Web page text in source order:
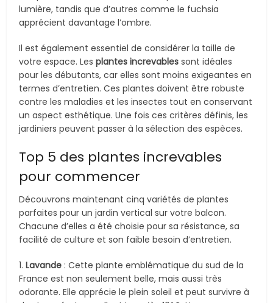
lumière, tandis que d’autres comme le fuchsia
apprécient davantage l’ombre.
Il est également essentiel de considérer la taille de
votre espace. Lesplantes increvables sont idéales
pour les débutants, car elles sont moins exigeantes en
termes d’entretien. Ces plantes doivent être robuste
contre les maladies et les insectes tout en conservant
un aspect esthétique. Une fois ces critères définis, les
jardiniers peuvent passer à la sélection des espèces.
Top 5 des plantes increvables
pour commencer
Découvrons maintenant cinq variétés de plantes
parfaites pour un jardin vertical sur votre balcon.
Chacune d’elles a été choisie pour sa résistance, sa
facilité de culture et son faible besoin d’entretien.
1.Lavande : Cette plante emblématique du sud de la
France est non seulement belle, mais aussi très
odorante. Elle apprécie le plein soleil et peut survivre à